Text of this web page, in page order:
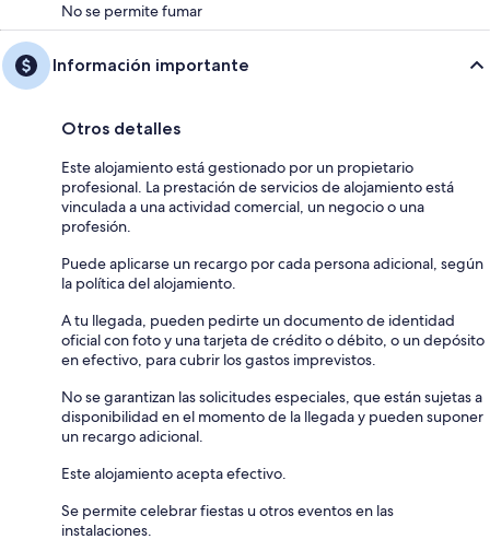
No se permite fumar
Información importante
Otros detalles
Este alojamiento está gestionado por un propietario
profesional. La prestación de servicios de alojamiento está
vinculada a una actividad comercial, un negocio o una
profesión.
Puede aplicarse un recargo por cada persona adicional, según
la política del alojamiento.
A tu llegada, pueden pedirte un documento de identidad
oficial con foto y una tarjeta de crédito o débito, o un depósito
en efectivo, para cubrir los gastos imprevistos.
No se garantizan las solicitudes especiales, que están sujetas a
disponibilidad en el momento de la llegada y pueden suponer
un recargo adicional.
Este alojamiento acepta efectivo.
Se permite celebrar fiestas u otros eventos en las
instalaciones.